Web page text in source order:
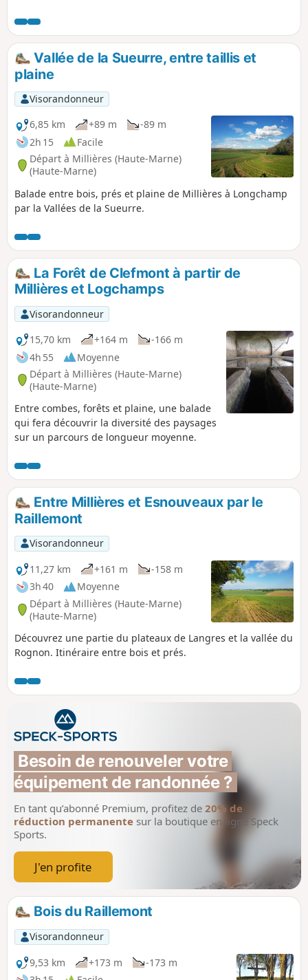
Éviter cet itinéraire au cœur de l'hiver à moins d'avoir des
bottes, certains passages peuvent être sous l'eau.
Vallée de la Sueurre, entre taillis et
plaine
Visorandonneur
6,85 km
+89 m
-89 m
2h 15
Facile
Départ à Millières (Haute-Marne)
(Haute-Marne)
Balade entre bois, prés et plaine de Millières à Longchamp
par la Vallées de la Sueurre.
La Forêt de Clefmont à partir de
Millières et Logchamps
Visorandonneur
15,70 km
+164 m
-166 m
4h 55
Moyenne
Départ à Millières (Haute-Marne)
(Haute-Marne)
Entre combes, forêts et plaine, une balade
qui fera découvrir la diversité des paysages
sur un parcours de longueur moyenne.
Entre Millières et Esnouveaux par le
Raillemont
Visorandonneur
11,27 km
+161 m
-158 m
3h 40
Moyenne
Départ à Millières (Haute-Marne)
(Haute-Marne)
Découvrez une partie du plateaux de Langres et la vallée du
Rognon. Itinéraire entre bois et prés.
Besoin de renouveler votre
équipement de randonnée ?
En tant qu’abonné Premium, profitez de 20% de
réduction permanente sur la boutique en ligne Speck
Sports.
J'en profite
Bois du Raillemont
Visorandonneur
9,53 km
+173 m
-173 m